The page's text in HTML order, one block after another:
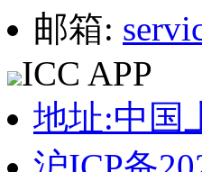
邮箱:
ICC APP
地址:中国